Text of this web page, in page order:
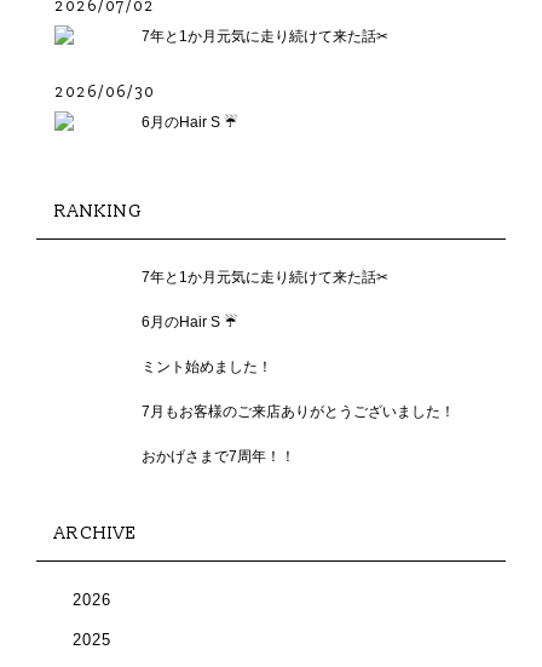
2026/07/02
7年と1か月元気に走り続けて来た話✂︎
2026/06/30
6月のHair S ☔️
RANKING
7年と1か月元気に走り続けて来た話✂︎
6月のHair S ☔️
ミント始めました！
7月もお客様のご来店ありがとうございました！
おかげさまで7周年！！
ARCHIVE
2026
2025